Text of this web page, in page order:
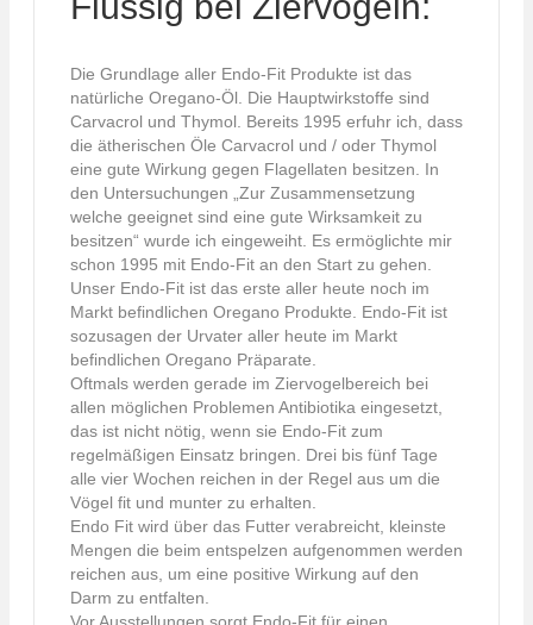
Die Grundlage aller Endo-Fit Produkte ist das
natürliche Oregano-Öl. Die Hauptwirkstoffe sind
Carvacrol und Thymol. Bereits 1995 erfuhr ich, dass
die ätherischen Öle Carvacrol und / oder Thymol
eine gute Wirkung gegen Flagellaten besitzen. In
den Untersuchungen „Zur Zusammensetzung
welche geeignet sind eine gute Wirksamkeit zu
besitzen“ wurde ich eingeweiht. Es ermöglichte mir
schon 1995 mit Endo-Fit an den Start zu gehen.
Unser Endo-Fit ist das erste aller heute noch im
Markt befindlichen Oregano Produkte. Endo-Fit ist
sozusagen der Urvater aller heute im Markt
befindlichen Oregano Präparate.
Oftmals werden gerade im Ziervogelbereich bei
allen möglichen Problemen Antibiotika eingesetzt,
das ist nicht nötig, wenn sie Endo-Fit zum
regelmäßigen Einsatz bringen. Drei bis fünf Tage
alle vier Wochen reichen in der Regel aus um die
Vögel fit und munter zu erhalten.
Endo Fit wird über das Futter verabreicht, kleinste
Mengen die beim entspelzen aufgenommen werden
reichen aus, um eine positive Wirkung auf den
Darm zu entfalten.
Vor Ausstellungen sorgt Endo-Fit für einen